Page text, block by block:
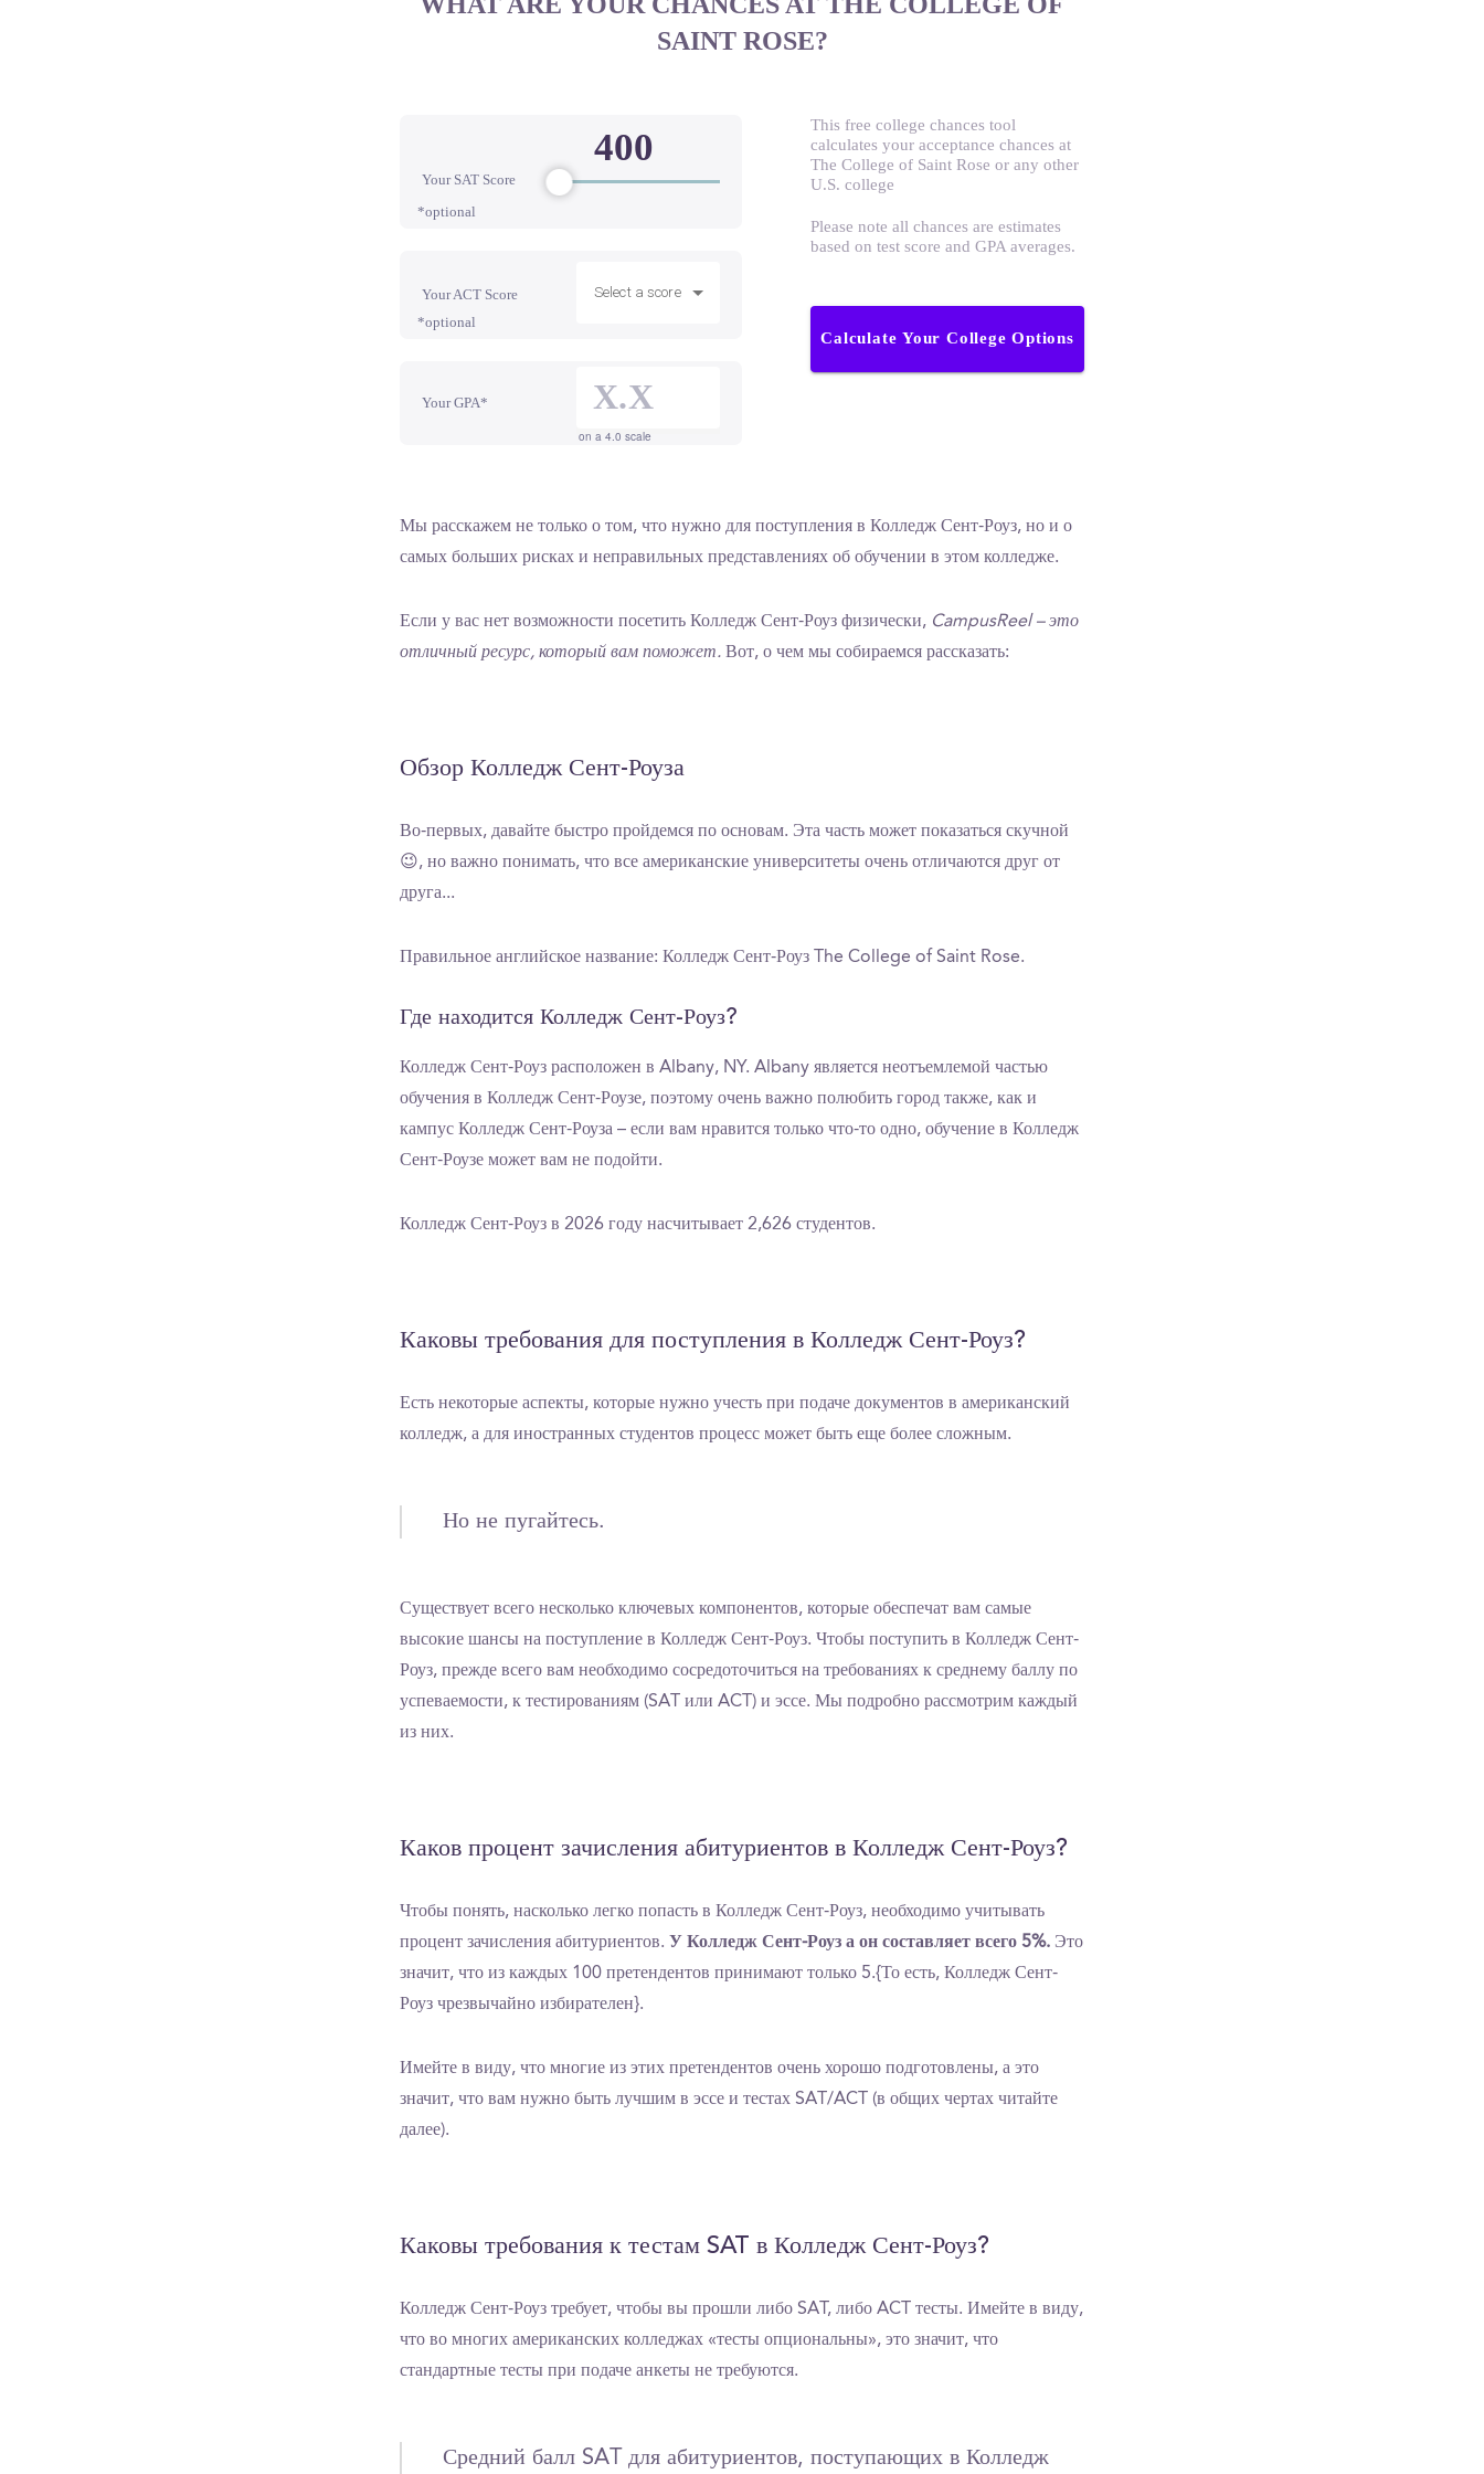
SAINT ROSE?
Your SAT Score
*optional
Your ACT Score
*optional
Select a score
Your GPA*
on a 4.0 scale
This free college chances tool
calculates your acceptance chances at
The College of Saint Rose or any other
U.S. college
Please note all chances are estimates
based on test score and GPA averages.
Calculate Your College Options
Мы расскажем не только о том, что нужно для поступления в Колледж Сент-Роуз, но и о
самых больших рисках и неправильных представлениях об обучении в этом колледже.
Если у вас нет возможности посетить Колледж Сент-Роуз физически, CampusReel – это
отличный ресурс, который вам поможет. Вот, о чем мы собираемся рассказать:
Обзор Колледж Сент-Роуза
Во-первых, давайте быстро пройдемся по основам. Эта часть может показаться скучной
😉, но важно понимать, что все американские университеты очень отличаются друг от
друга...
Правильное английское название: Колледж Сент-Роуз The College of Saint Rose.
Где находится Колледж Сент-Роуз?
Колледж Сент-Роуз расположен в Albany, NY. Albany является неотъемлемой частью
обучения в Колледж Сент-Роузе, поэтому очень важно полюбить город также, как и
кампус Колледж Сент-Роуза – если вам нравится только что-то одно, обучение в Колледж
Сент-Роузе может вам не подойти.
Колледж Сент-Роуз в 2026 году насчитывает 2,626 студентов.
Каковы требования для поступления в Колледж Сент-Роуз?
Есть некоторые аспекты, которые нужно учесть при подаче документов в американский
колледж, а для иностранных студентов процесс может быть еще более сложным.
Но не пугайтесь.
Существует всего несколько ключевых компонентов, которые обеспечат вам самые
высокие шансы на поступление в Колледж Сент-Роуз. Чтобы поступить в Колледж Сент-
Роуз, прежде всего вам необходимо сосредоточиться на требованиях к среднему баллу по
успеваемости, к тестированиям (SAT или ACT) и эссе. Мы подробно рассмотрим каждый
из них.
Каков процент зачисления абитуриентов в Колледж Сент-Роуз?
Чтобы понять, насколько легко попасть в Колледж Сент-Роуз, необходимо учитывать
процент зачисления абитуриентов. У Колледж Сент-Роуз а он составляет всего 5%. Это
значит, что из каждых 100 претендентов принимают только 5.{То есть, Колледж Сент-
Роуз чрезвычайно избирателен}.
Имейте в виду, что многие из этих претендентов очень хорошо подготовлены, а это
значит, что вам нужно быть лучшим в эссе и тестах SAT/ACT (в общих чертах читайте
далее).
Каковы требования к тестам SAT в Колледж Сент-Роуз?
Колледж Сент-Роуз требует, чтобы вы прошли либо SAT, либо ACT тесты. Имейте в виду,
что во многих американских колледжах «тесты опциональны», это значит, что
стандартные тесты при подаче анкеты не требуются.
Средний балл SAT для абитуриентов, поступающих в Колледж